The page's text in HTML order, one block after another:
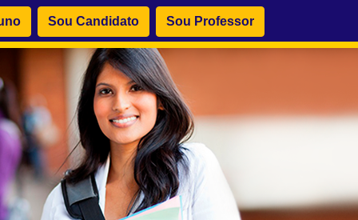
Sou Candidato Sou Professor